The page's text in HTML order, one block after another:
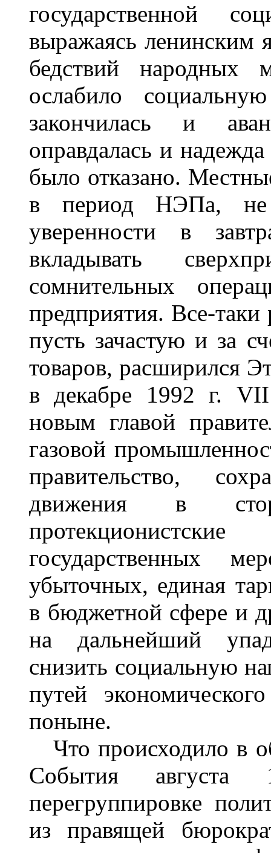
государственной
выражаясь
бедствий народных
ослабило
закончилась и
оправдалась и
было отказано.
в период НЭПа, не
уверенности в
вкладывать
сомнительных
предприятия. Все-
пусть зачастую и за
товаров, расширился
в декабре 1992 г. VII
новым главой
газовой
правительство,
движения в
государственных
убыточных, единая
в бюджетной сфере и
на дальнейший
снизить социальную
путей
поныне.
Что происходило в
События
перегруппировке
из правящей